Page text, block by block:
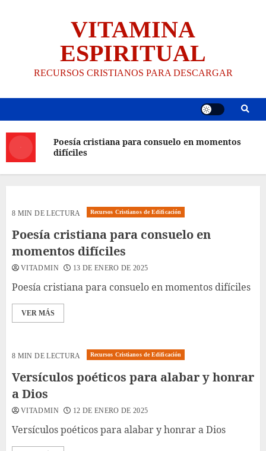
VITAMINA
ESPIRITUAL
RECURSOS CRISTIANOS PARA DESCARGAR
Poesía cristiana para consuelo en momentos
difíciles
8 MIN DE LECTURA Recursos Cristianos de Edificación
Poesía cristiana para consuelo en
momentos difíciles
VITADMIN 13 DE ENERO DE 2025
Poesía cristiana para consuelo en momentos difíciles
VER MÁS
8 MIN DE LECTURA Recursos Cristianos de Edificación
Versículos poéticos para alabar y honrar
a Dios
VITADMIN 12 DE ENERO DE 2025
Versículos poéticos para alabar y honrar a Dios